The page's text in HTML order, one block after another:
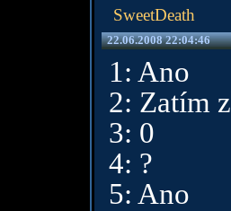
SweetDeath
22.06.2008 22:04:46
1: Ano
2: Zatím
3: 0
4: ?
5: Ano